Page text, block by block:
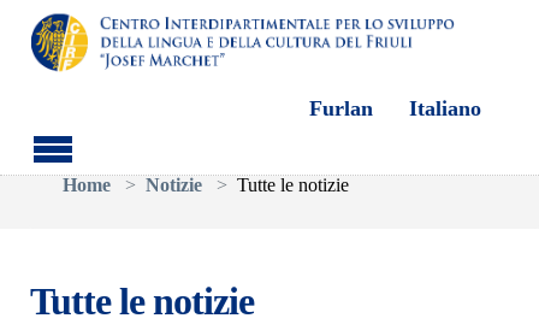
Skip to main content
Furlan Italiano
You are here:
Home
Notizie Tutte le notizie
Tutte le notizie